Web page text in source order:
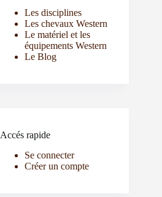
Les disciplines
Les chevaux Western
Le matériel et les
équipements Western
Le Blog
Accés rapide
Se connecter
Créer un compte